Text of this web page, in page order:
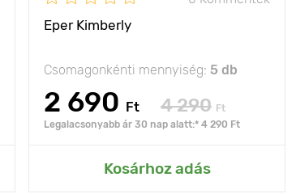
Eper Kimberly
Csomagonkénti mennyiség: 5 db
2 690 Ft 4 290 Ft
Legalacsonyabb ár 30 nap alatt:* 4 290 Ft
Kosárhoz adás